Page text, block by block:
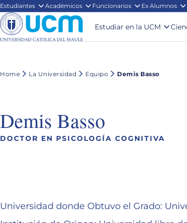
Estudiantes Académicos Funcionarios Ex Alumnos
Estudiar en la UCM
Home La Universidad Equipo Demis Basso
Demis Basso
DOCTOR EN PSICOLOGÍA COGNITIVA
Universidad donde Obtuvo el Grado: